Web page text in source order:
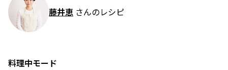
藤井恵 さんのレシピ
料理中モード